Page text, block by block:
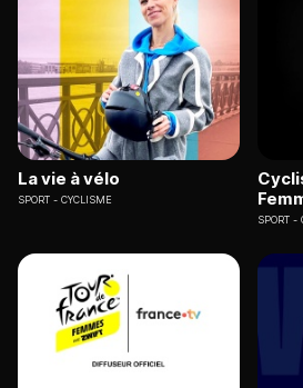
La vie à vélo
SPORT CYCLISME
SPORT